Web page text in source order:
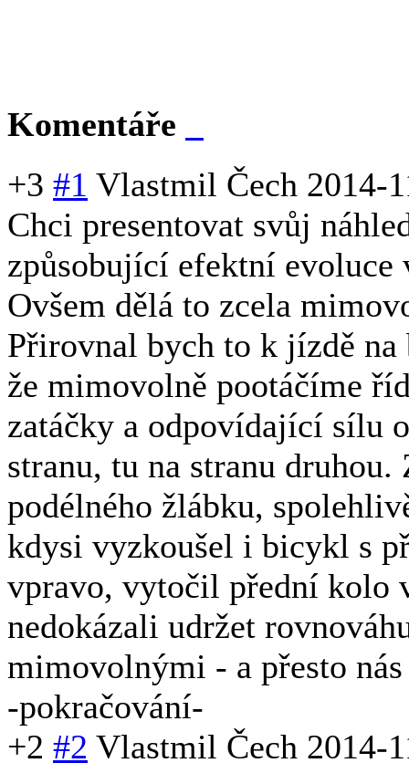
Komentáře
+3 #1 Vlastmil Čech 2014-
Chci presentovat svůj
způsobující efektní evoluce
Ovšem dělá to zcela
Přirovnal bych to k jízdě
že mimovolně pootáčíme
zatáčky a odpovídající sílu
stranu, tu na stranu
podélného žlábku,
kdysi vyzkoušel i bicykl s
vpravo, vytočil přední kolo
nedokázali udržet
mimovolnými - a přesto
-pokračování-
+2 #2 Vlastmil Čech 2014-